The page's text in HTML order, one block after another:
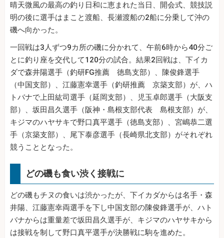
晴天微風の最高の釣り日和に恵まれた当日、開会式、競技説
明の後に選手はまこと渡船、長瀬渡船の2船に分乗して沖の
磯へ向かった。
一回戦は3人ずつ9カ所の磯に分かれて、午前6時から40分ご
とに釣り座を交代して120分の試合。結果2回戦は、下イカ
ダで森井陽選手（釣研FG推薦 徳島支部）、陳俊鋒選手
（中国支部）、江藤憲幸選手（釣研推薦 京築支部）が、ハ
トバナで上田紘司選手（延岡支部）、児玉卓郎選手（大阪支
部）、坂田昌久選手（阪神・島根支部代表 島根支部）が、
キジマのハヤサキで野口真平選手（徳島支部）、宮嶋恭二選
手（京築支部）、尾下泰彦選手（長崎県北支部）がそれぞれ
競うこととなった。
どの磯も食い渋く接戦に
どの磯もチヌの食いは渋かったが、下イカダからは名手・森
井陽、江藤憲幸両選手を下し中国支部の陳俊鋒選手が、ハト
バナからは重量差で坂田昌久選手が、キジマのハヤサキから
は接戦を制して野口真平選手が決勝戦に駒を進めた。